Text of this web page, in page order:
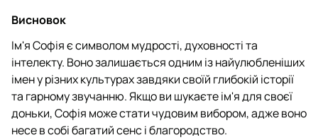
Висновок
Ім'я Софія є символом мудрості, духовності та
інтелекту. Воно залишається одним із найулюбленіших
імен у різних культурах завдяки своїй глибокій історії
та гарному звучанню. Якщо ви шукаєте ім'я для своєї
доньки, Софія може стати чудовим вибором, адже воно
несе в собі багатий сенс і благородство.